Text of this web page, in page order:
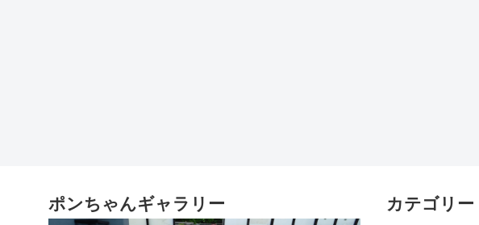
ポンちゃんギャラリー カテゴリー